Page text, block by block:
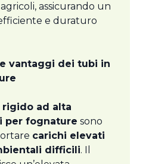
assicurando un
e duraturo
vantaggi dei tubi in
rigido ad alta
per fognature sono
carichi elevati
difficili. Il